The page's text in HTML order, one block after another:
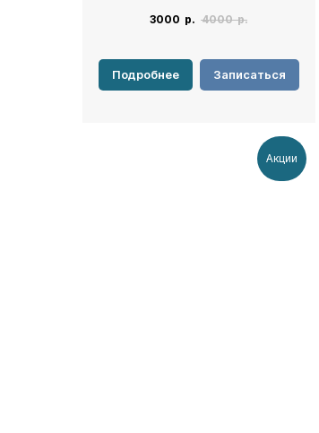
3000 р. 4000 р.
Подробнее Записаться
Акции